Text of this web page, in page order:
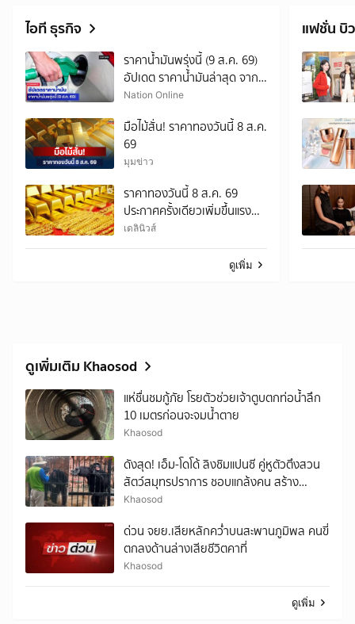
ไอที ธุรกิจ
ราคาน้ำมันพรุ่งนี้ (9 ส.ค. 69)
อัปเดต ราคาน้ำมันล่าสุด จาก
ปั๊มใหญ่
Nation Online
มือไม้สั่น! ราคาทองวันนี้ 8 ส.ค.
69
มุมข่าว
ราคาทองวันนี้ 8 ส.ค. 69
ประกาศครั้งเดียวเพิ่มขึ้นแรง
450 บาท
เดลินิวส์
ดูเพิ่ม
แฟชั่น บิ
ดูเพิ่มเติม Khaosod
แห่ชื่นชมกู้ภัย โรยตัวช่วยเจ้าตูบตกท่อน้ำลึก
10 เมตรก่อนจะจมน้ำตาย
Khaosod
ดังสุด! เอ็ม-โดโด้ ลิงชิมแปนซี คู่หูตัวตึงสวน
สัตว์สมุทรปราการ ชอบแกล้งคน สร้าง
วีรกรรมปาขี้ใส่คนดู
Khaosod
ด่วน จยย.เสียหลักคว่ำบนสะพานภูมิพล คนขี่
ตกลงด้านล่างเสียชีวิตคาที่
Khaosod
ดูเพิ่ม